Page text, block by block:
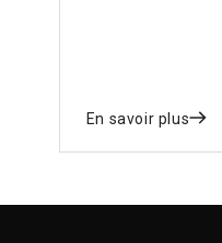
En savoir plus